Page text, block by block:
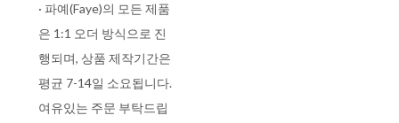
· 파예(Faye)의 모든 제품
은 1:1 오더 방식으로 진
행되며, 상품 제작기간은
평균 7-14일 소요됩니다.
여유있는 주문 부탁드립